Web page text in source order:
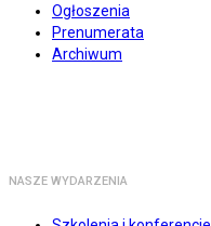
Ogłoszenia
Prenumerata
Archiwum
NASZE WYDARZENIA